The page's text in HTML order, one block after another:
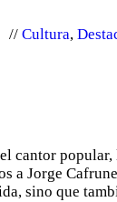
Cultura,
cantor
a Jorge
sino que